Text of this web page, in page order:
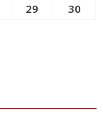
29 30